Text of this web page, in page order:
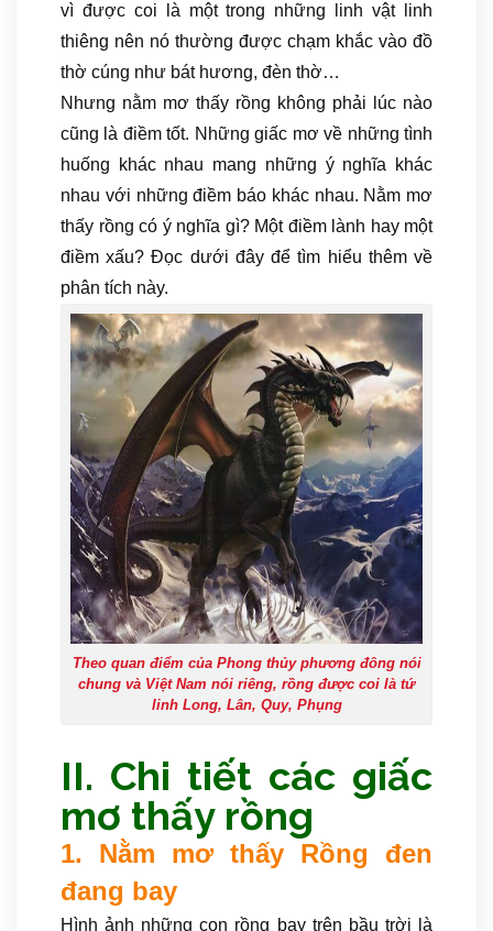
vì được coi là một trong những linh vật linh
thiêng nên nó thường được chạm khắc vào đồ
thờ cúng như bát hương, đèn thờ…
Nhưng nằm mơ thấy rồng không phải lúc nào
cũng là điềm tốt. Những giấc mơ về những tình
huống khác nhau mang những ý nghĩa khác
nhau với những điềm báo khác nhau. Nằm mơ
thấy rồng có ý nghĩa gì? Một điềm lành hay một
điềm xấu? Đọc dưới đây để tìm hiểu thêm về
phân tích này.
Theo quan điểm của Phong thủy phương đông nói
chung và Việt Nam nói riêng, rồng được coi là tứ
linh Long, Lân, Quy, Phụng
II. Chi tiết các giấc
mơ thấy rồng
1. Nằm mơ thấy Rồng đen
đang bay
Hình ảnh những con rồng bay trên bầu trời là